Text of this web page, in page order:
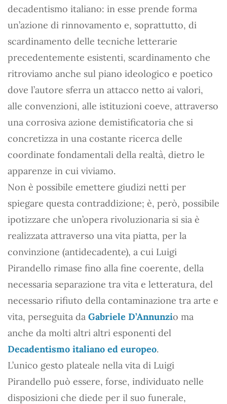
decadentismo italiano: in esse prende forma
un’azione di rinnovamento e, soprattutto, di
scardinamento delle tecniche letterarie
precedentemente esistenti, scardinamento che
ritroviamo anche sul piano ideologico e poetico
dove l’autore sferra un attacco netto ai valori,
alle convenzioni, alle istituzioni coeve, attraverso
una corrosiva azione demistificatoria che si
concretizza in una costante ricerca delle
coordinate fondamentali della realtà, dietro le
apparenze in cui viviamo.
Non è possibile emettere giudizi netti per
spiegare questa contraddizione; è, però, possibile
ipotizzare che un’opera rivoluzionaria si sia è
realizzata attraverso una vita piatta, per la
convinzione (antidecadente), a cui Luigi
Pirandello rimase fino alla fine coerente, della
necessaria separazione tra vita e letteratura, del
necessario rifiuto della contaminazione tra arte e
vita, perseguita da Gabriele D’Annunzio ma
anche da molti altri altri esponenti del
Decadentismo italiano ed europeo.
L’unico gesto plateale nella vita di Luigi
Pirandello può essere, forse, individuato nelle
disposizioni che diede per il suo funerale,